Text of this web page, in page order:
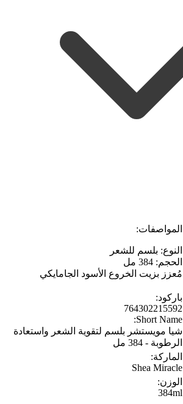
المواصفات:
النوع: بلسم للشعر
الحجم: 384 مل
مُعزز بزيت الخروع الأسود الجامايكي
باركود:
764302215592
Short Name:
شيا مويستشر بلسم لتقوية الشعر واستعادة
الرطوبة - 384 مل
الماركة:
Shea Miracle
الوزن:
384ml